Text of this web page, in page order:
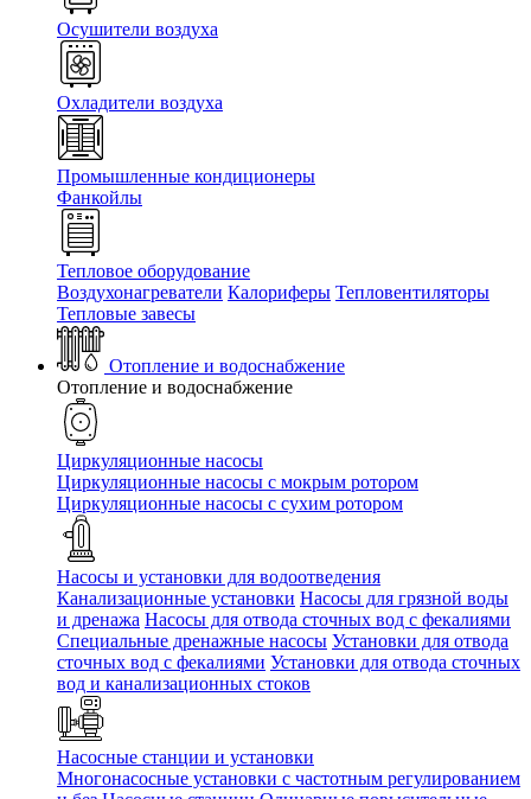
Осушители воздуха
Охладители воздуха
Промышленные кондиционеры
Фанкойлы
Тепловое оборудование
Воздухонагреватели Калориферы Тепловентиляторы
Тепловые завесы
Отопление и водоснабжение
Отопление и водоснабжение
Циркуляционные насосы
Циркуляционные насосы с мокрым ротором
Циркуляционные насосы с сухим ротором
Насосы и установки для водоотведения
Канализационные установки Насосы для грязной воды
и дренажа Насосы для отвода сточных вод c фекалиями
Специальные дренажные насосы Установки для отвода
сточных вод c фекалиями Установки для отвода сточных
вод и канализационных стоков
Насосные станции и установки
Многонасосные установки с частотным регулированием